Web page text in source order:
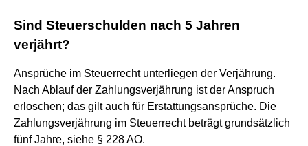
Sind Steuerschulden nach 5 Jahren
verjährt?
Ansprüche im Steuerrecht unterliegen der Verjährung.
Nach Ablauf der Zahlungsverjährung ist der Anspruch
erloschen; das gilt auch für Erstattungsansprüche. Die
Zahlungsverjährung im Steuerrecht beträgt grundsätzlich
fünf Jahre, siehe § 228 AO.